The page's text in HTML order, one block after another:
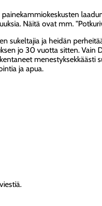
Näitä ovat mm.
sukeltajia ja heidän
jo 30 vuotta sitten. Vain
menestyksekkäästi
ja apua.